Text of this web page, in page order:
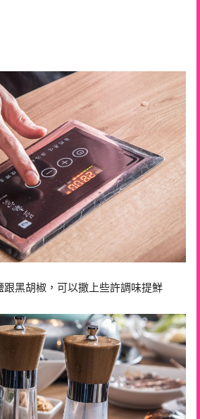
跟黑胡椒，可以撒上些許調味提鮮